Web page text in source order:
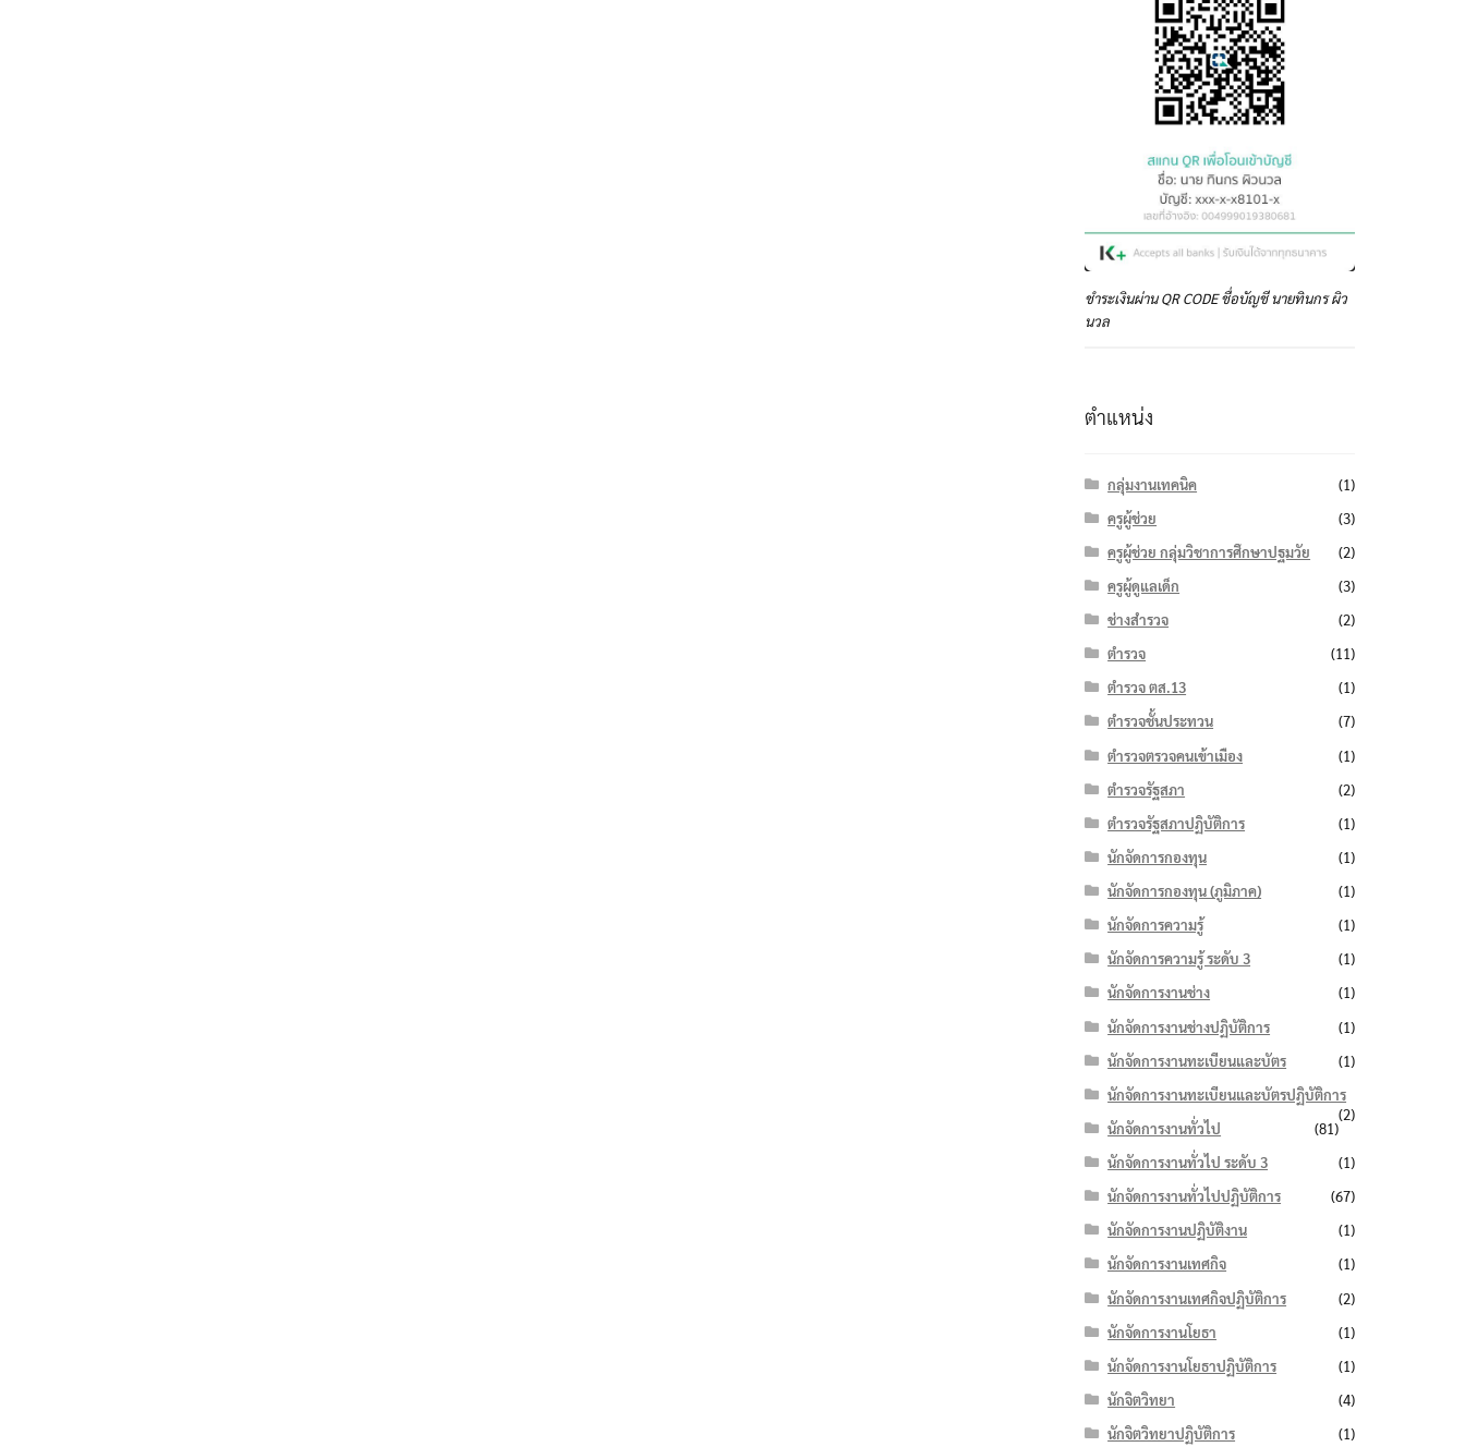
ชำระเงินผ่าน QR CODE ชื่อบัญชี นายทินกร ผิว
นวล
ตำแหน่ง
กลุ่มงานเทคนิค
(1)
ครูผู้ช่วย
(3)
ครูผู้ช่วย กลุ่มวิชาการศึกษาปฐมวัย
(2)
ครูผู้ดูแลเด็ก
(3)
ช่างสำรวจ
(2)
ตำรวจ
(11)
ตำรวจ ตส.13
(1)
ตำรวจชั้นประทวน
(7)
ตำรวจตรวจคนเข้าเมือง
(1)
ตำรวจรัฐสภา
(2)
ตำรวจรัฐสภาปฏิบัติการ
(1)
นักจัดการกองทุน
(1)
นักจัดการกองทุน (ภูมิภาค)
(1)
นักจัดการความรู้
(1)
นักจัดการความรู้ ระดับ 3
(1)
นักจัดการงานช่าง
(1)
นักจัดการงานช่างปฏิบัติการ
(1)
นักจัดการงานทะเบียนและบัตร
(1)
นักจัดการงานทะเบียนและบัตรปฏิบัติการ
(2)
นักจัดการงานทั่วไป
(81)
นักจัดการงานทั่วไป ระดับ 3
(1)
นักจัดการงานทั่วไปปฏิบัติการ
(67)
นักจัดการงานปฏิบัติงาน
(1)
นักจัดการงานเทศกิจ
(1)
นักจัดการงานเทศกิจปฏิบัติการ
(2)
นักจัดการงานโยธา
(1)
นักจัดการงานโยธาปฏิบัติการ
(1)
นักจิตวิทยา
(4)
นักจิตวิทยาปฏิบัติการ
(1)